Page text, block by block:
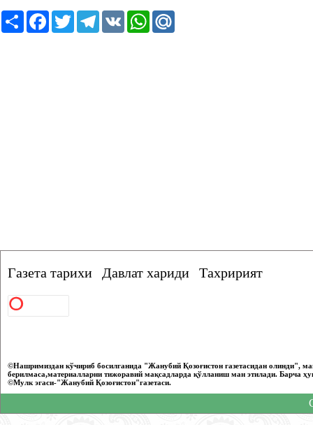
РесурсFacebook
TwitterTelegram
VK WhatsApp
Газета тарихи Давлат хариди Тахририят
©Нашримиздан кўчириб босилганида "Жанубий Қозоғистон газетасидан олинди",
берилмаса,материалларни тижоравий мақсадларда қўлланиш ман этилади. Барча
©Мулк эгаси-"Жанубий Қозоғистон"газетаси.